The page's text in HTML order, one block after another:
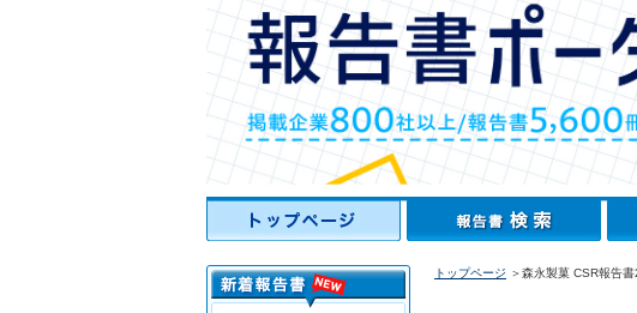
トップページ ＞森永製菓 CSR報告